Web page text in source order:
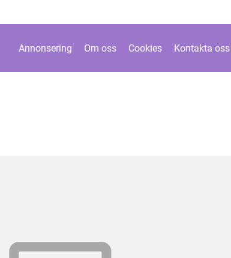
Annonsering Om oss Cookies Kontakta oss